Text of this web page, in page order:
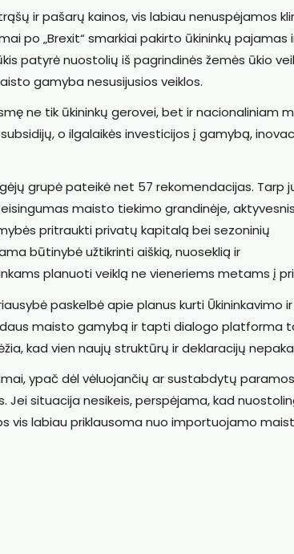
ir pašarų kainos, vis labiau nenuspėjamos
po „Brexit“ smarkiai pakirto ūkininkų pajamas
patyrė nuostolių iš pagrindinės žemės ūkio
gamyba nesusijusios veiklos.
ne tik ūkininkų gerovei, bet ir nacionaliniam
o ilgalaikės investicijos į gamybą,
grupė pateikė net 57 rekomendacijas. Tarp
maisto tiekimo grandinėje,
pritraukti privatų kapitalą bei sezoninių
būtinybė užtikrinti aiškią, nuoseklią ir
planuoti veiklą ne vieneriems metams į
paskelbė apie planus kurti Ūkininkavimo ir
maisto gamybą ir tapti dialogo platforma
kad vien naujų struktūrų ir deklaracijų
ypač dėl vėluojančių ar sustabdytų paramos
Jei situacija nesikeis, perspėjama, kad
vis labiau priklausoma nuo importuojamo